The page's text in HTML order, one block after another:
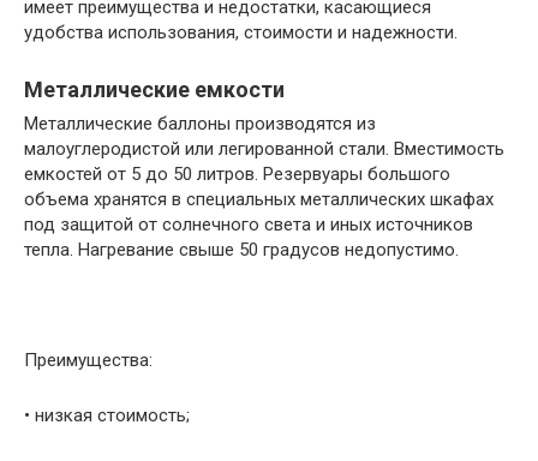
имеет преимущества и недостатки, касающиеся
удобства использования, стоимости и надежности.
Металлические емкости
Металлические баллоны производятся из
малоуглеродистой или легированной стали. Вместимость
емкостей от 5 до 50 литров. Резервуары большого
объема хранятся в специальных металлических шкафах
под защитой от солнечного света и иных источников
тепла. Нагревание свыше 50 градусов недопустимо.
Преимущества:
• низкая стоимость;